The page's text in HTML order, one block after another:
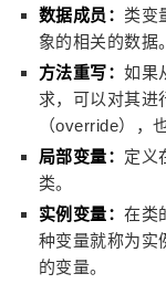
数据成员： 类变
象的相关的数据。
方法重写：如果
求，可以对其进
（override），
局部变量： 定义
类。
实例变量：在类
种变量就称为实
的变量。